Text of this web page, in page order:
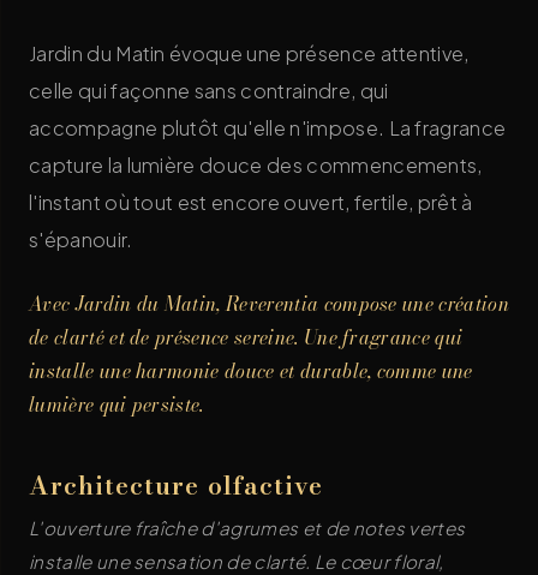
Jardin du Matin évoque une présence attentive,
celle qui façonne sans contraindre, qui
accompagne plutôt qu'elle n'impose. La fragrance
capture la lumière douce des commencements,
l'instant où tout est encore ouvert, fertile, prêt à
s'épanouir.
Avec Jardin du Matin, Reverentia compose une création
de clarté et de présence sereine. Une fragrance qui
installe une harmonie douce et durable, comme une
lumière qui persiste.
Architecture olfactive
L'ouverture fraîche d'agrumes et de notes vertes
installe une sensation de clarté. Le cœur floral,